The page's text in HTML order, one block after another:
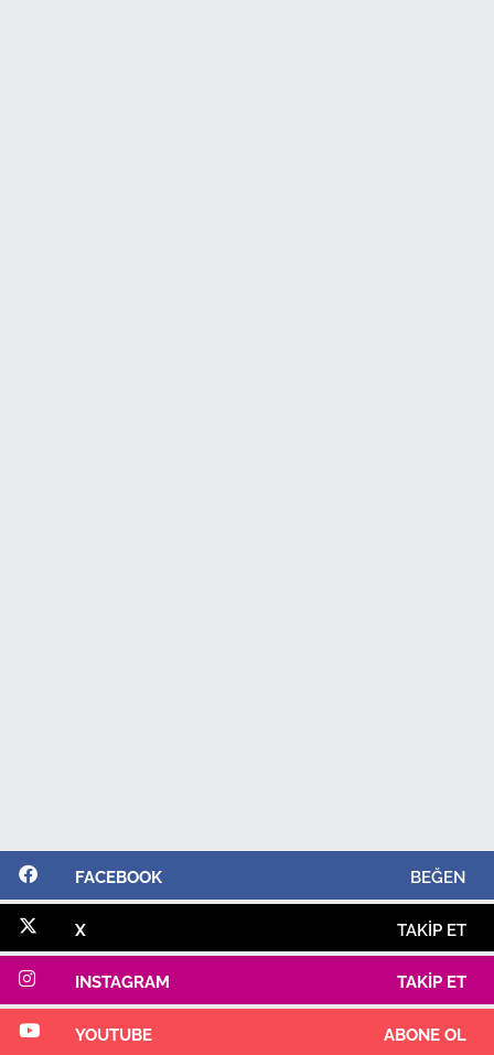
FACEBOOK BEĞEN
X TAKIP ET
INSTAGRAM TAKIP ET
YOUTUBE ABONE OL